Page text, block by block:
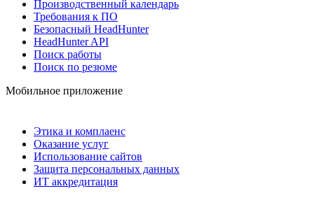
Производственный календарь
Требования к ПО
Безопасный HeadHunter
HeadHunter API
Поиск работы
Поиск по резюме
Мобильное приложение
Этика и комплаенс
Оказание услуг
Использование сайтов
Защита персональных данных
ИТ аккредитация